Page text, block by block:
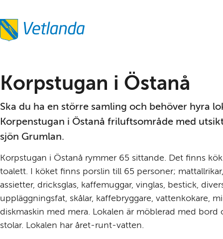
Korpstugan i Östanå
Ska du ha en större samling och behöver hyra
Korpenstugan i Östanå friluftsområde med
sjön Grumlan.
Korpstugan i Östanå rymmer 65 sittande. Det finns
toalett. I köket finns porslin till 65 personer; mattallrikar,
assietter, dricksglas, kaffemuggar, vinglas, bestick,
uppläggningsfat, skålar, kaffebryggare, vattenkokare,
diskmaskin med mera. Lokalen är möblerad med bord
stolar. Lokalen har året-runt-vatten.